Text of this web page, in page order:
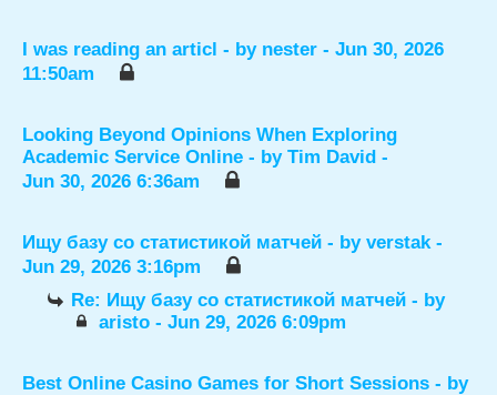
I was reading an articl - by nester - Jun 30, 2026
11:50am
Looking Beyond Opinions When Exploring
Academic Service Online - by Tim David -
Jun 30, 2026 6:36am
Ищу базу со статистикой матчей - by verstak-
Jun 29, 2026 3:16pm
Re: Ищу базу со статистикой матчей - by
aristo- Jun 29, 2026 6:09pm
Best Online Casino Games for Short Sessions - by